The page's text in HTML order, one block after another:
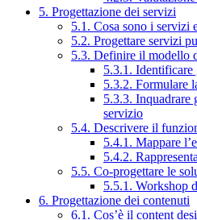
5. Progettazione dei servizi
5.1. Cosa sono i servizi
5.2. Progettare servizi
5.3. Definire il modello
5.3.1.
5.3.2. Formulare
5.3.3. Inquadrare
servizio
5.4. Descrivere il
5.4.1. Mappare
5.4.2.
5.5. Co-progettare le
5.5.1. Workshop
6. Progettazione dei contenuti
6.1. Cos’è il content